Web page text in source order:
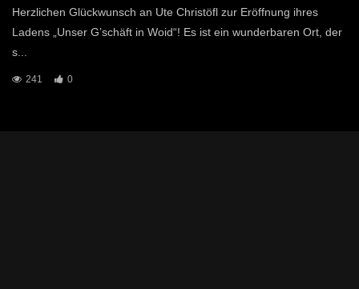
Herzlichen Glückwunsch an Ute Christöfl zur Eröffnung ihres
Ladens „Unser G’schäft in Woid“! Es ist ein wunderbaren Ort, der
s...
241 0